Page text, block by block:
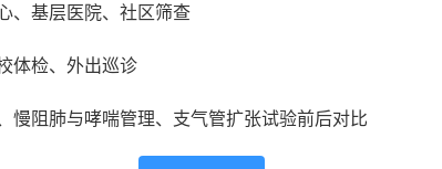
、基层医院、社区筛查
体检、外出巡诊
慢阻肺与哮喘管理、支气管扩张试验前后对比